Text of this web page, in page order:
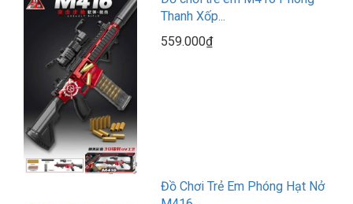
Thanh Xốp...
559.000₫
Đồ Chơi Trẻ Em Phóng Hạt Nở